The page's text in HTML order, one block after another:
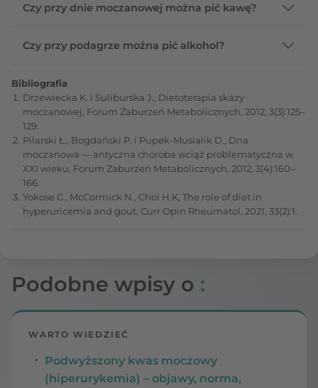
Czy przy dnie moczanowej można pić kawę?
Czy przy podagrze można pić alkohol?
Bibliografia
Drzewiecka K. i Suliburska J., Dietoterapia skazy
moczanowej, Forum Zaburzeń Metabolicznych, 2012, 3(3):125–
129.
Pilarski Ł., Bogdański P. i Pupek-Musialik D., Dna
moczanowa — antyczna choroba wciąż problematyczna w
XXI wieku, Forum Zaburzeń Metabolicznych, 2012, 3(4):160–
166.
Yokose C., McCormick N., Choi H.K, The role of diet in
hyperuricemia and gout, Curr Opin Rheumatol, 2021, 33(2):1.
Podobne wpisy o :
WARTO WIEDZIEĆ
Podwyższony kwas moczowy
(hiperurykemia) – objawy, norma,